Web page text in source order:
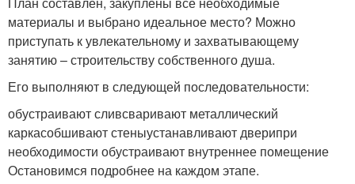
материалы и выбрано идеальное место? Можно
приступать к увлекательному и захватывающему
занятию – строительству собственного душа.
Его выполняют в следующей последовательности:
обустраивают сливсваривают металлический
каркасобшивают стеныустанавливают дверипри
необходимости обустраивают внутреннее помещение
Остановимся подробнее на каждом этапе.